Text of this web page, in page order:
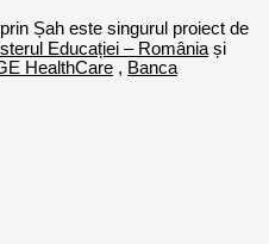
Șah este singurul proiect de
Educației – Româniași
HealthCare , Banca